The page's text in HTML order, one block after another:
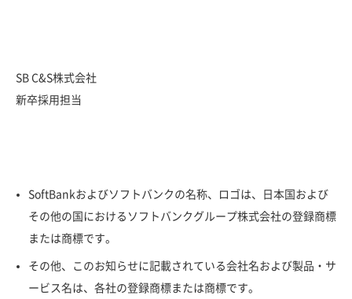
SB C&S株式会社
新卒採用担当
SoftBankおよびソフトバンクの名称、ロゴは、日本国および
その他の国におけるソフトバンクグループ株式会社の登録商標
または商標です。
その他、このお知らせに記載されている会社名および製品・サ
ービス名は、各社の登録商標または商標です。